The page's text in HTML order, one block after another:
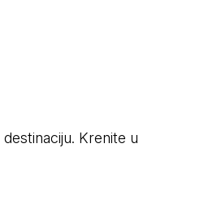
Krenite u